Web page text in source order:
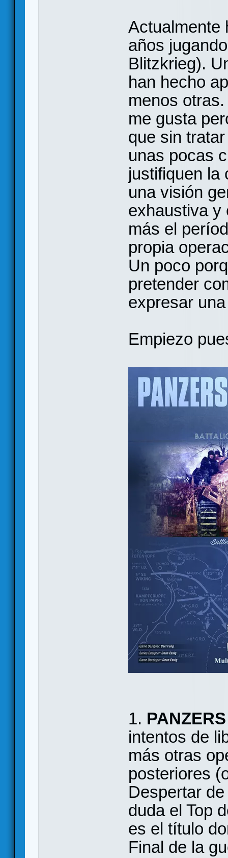
Actualmente
años
Blitzkrieg).
han hecho
menos
me gusta
que sin
unas pocas
justifiquen la
una visión
exhaustiva y
más el
propia
Un poco
pretender
expresar
Empiezo
1.
intentos de
más otras
posteriores
Despertar
duda el Top
es el título
Final de la